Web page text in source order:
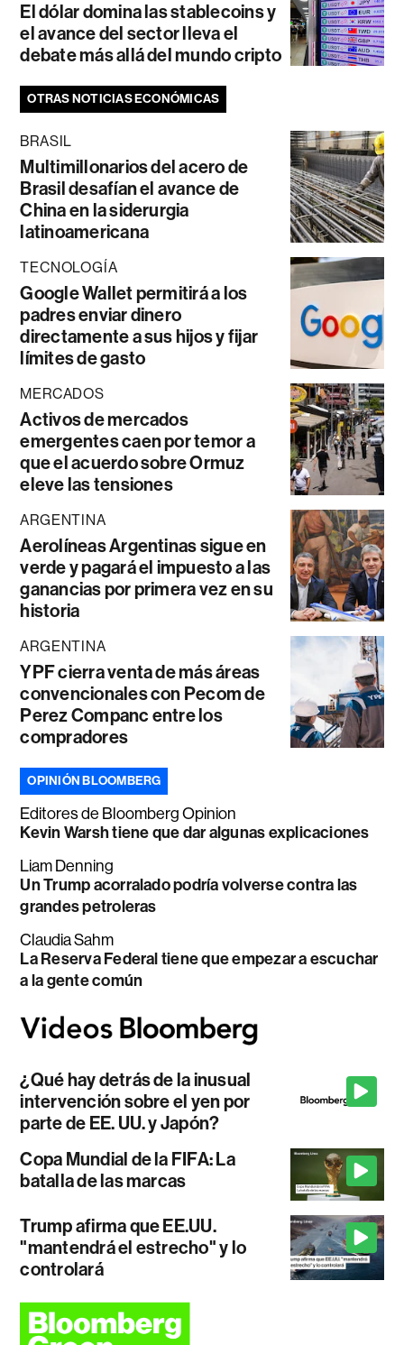
El dólar domina las stablecoins y
el avance del sector lleva el
debate más allá del mundo cripto
OTRAS NOTICIAS ECONÓMICAS
BRASIL
Multimillonarios del acero de
Brasil desafían el avance de
China en la siderurgia
latinoamericana
TECNOLOGÍA
Google Wallet permitirá a los
padres enviar dinero
directamente a sus hijos y fijar
límites de gasto
MERCADOS
Activos de mercados
emergentes caen por temor a
que el acuerdo sobre Ormuz
eleve las tensiones
ARGENTINA
Aerolíneas Argentinas sigue en
verde y pagará el impuesto a las
ganancias por primera vez en su
historia
ARGENTINA
YPF cierra venta de más áreas
convencionales con Pecom de
Perez Companc entre los
compradores
OPINIÓN BLOOMBERG
Editores de Bloomberg Opinion
Kevin Warsh tiene que dar algunas explicaciones
Liam Denning
Un Trump acorralado podría volverse contra las
grandes petroleras
Claudia Sahm
La Reserva Federal tiene que empezar a escuchar
a la gente común
¿Qué hay detrás de la inusual
intervención sobre el yen por
parte de EE. UU. y Japón?
Copa Mundial de la FIFA: La
batalla de las marcas
Trump afirma que EE.UU.
"mantendrá el estrecho" y lo
controlará